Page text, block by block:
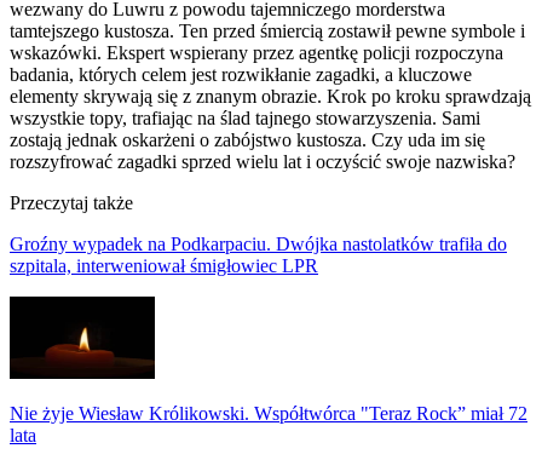
wezwany do Luwru z powodu tajemniczego morderstwa
tamtejszego kustosza. Ten przed śmiercią zostawił pewne symbole i
wskazówki. Ekspert wspierany przez agentkę policji rozpoczyna
badania, których celem jest rozwikłanie zagadki, a kluczowe
elementy skrywają się z znanym obrazie. Krok po kroku sprawdzają
wszystkie topy, trafiając na ślad tajnego stowarzyszenia. Sami
zostają jednak oskarżeni o zabójstwo kustosza. Czy uda im się
rozszyfrować zagadki sprzed wielu lat i oczyścić swoje nazwiska?
Przeczytaj także
Groźny wypadek na Podkarpaciu. Dwójka nastolatków trafiła do
szpitala, interweniował śmigłowiec LPR
Nie żyje Wiesław Królikowski. Współtwórca "Teraz Rock” miał 72
lata